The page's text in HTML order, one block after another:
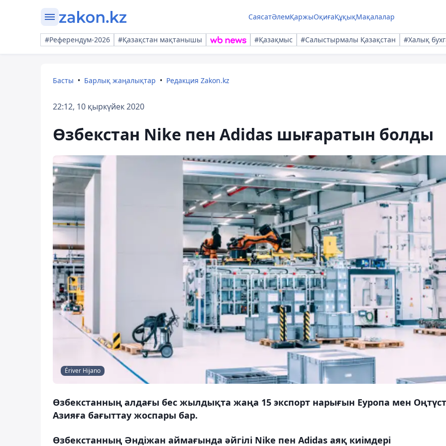
СаясатӘлемҚаржыОқиғаҚұқықМақалалар
#Референдум-2026 #Қазақстан мақтанышы #Қазақмыс #Салыстырмалы Қазақстан #Халық
Басты Барлық жаңалықтар Редакция Zakon.kz
22:12, 10 қыркүйек 2020
Өзбекстан Nike пен Adidas шығаратын болды
Ériver Hijano
Өзбекстанның алдағы бес жылдықта жаңа 15 экспорт нарығын Еуропа мен
Азияға бағыттау жоспары бар.
Өзбекстанның Әндіжан аймағында әйгілі Nike пен Adidas аяқ киімдері